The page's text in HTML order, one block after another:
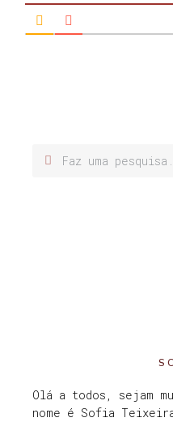
Olá a todos, sejam
nome é Sofia